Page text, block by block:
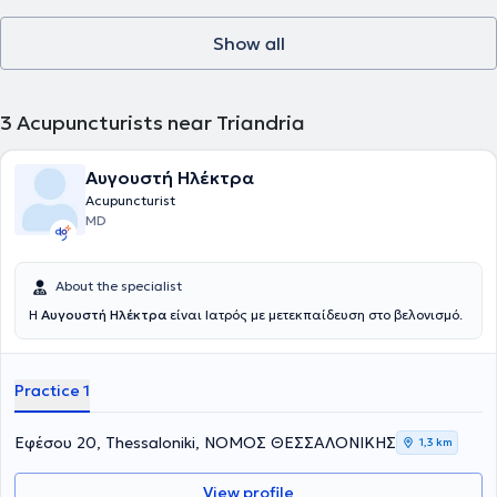
Show all
3 Acupuncturists near Triandria
Αυγουστή Ηλέκτρα
Acupuncturist
MD
About the specialist
Η Αυγουστή Ηλέκτρα είναι Ιατρός με μετεκπαίδευση στο βελονισμό.
Practice 1
Εφέσου 20, Thessaloniki, ΝΟΜΟΣ ΘΕΣΣΑΛΟΝΙΚΗΣ 1,3 km
View profile